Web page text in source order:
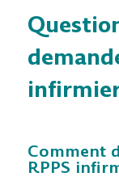
Comment
RPPS